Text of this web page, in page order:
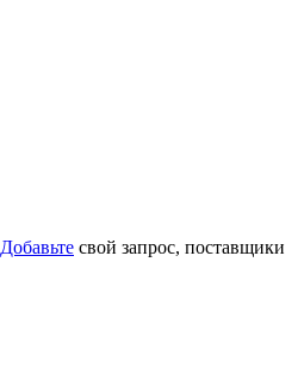
Добавьте свой запрос, поставщики